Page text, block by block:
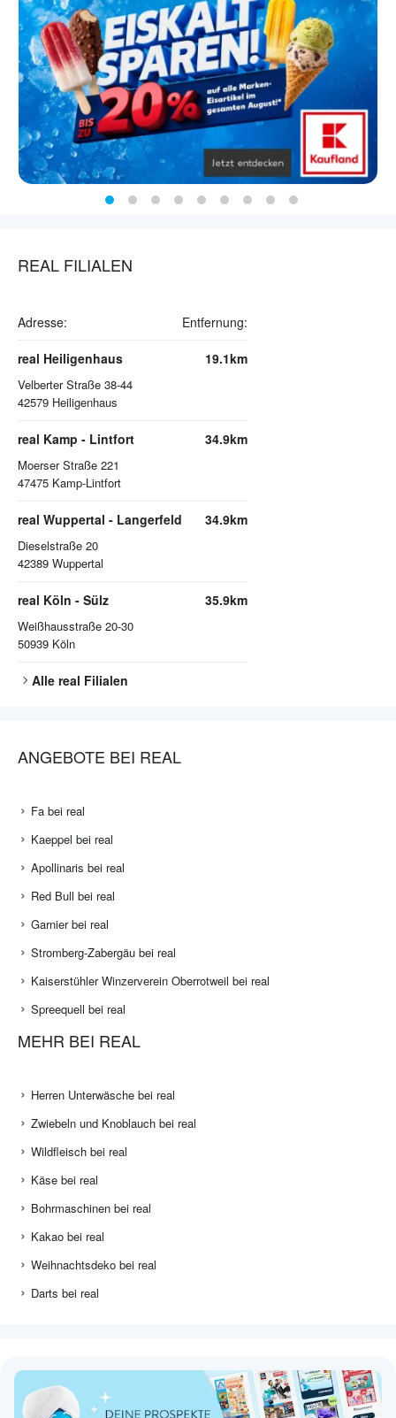
REAL FILIALEN
Adresse: Entfernung:
real Heiligenhaus
Velberter Straße 38-44
42579 Heiligenhaus
19.1km
real Kamp - Lintfort
Moerser Straße 221
47475 Kamp-Lintfort
34.9km
real Wuppertal - Langerfeld
Dieselstraße 20
42389 Wuppertal
34.9km
real Köln - Sülz
Weißhausstraße 20-30
50939 Köln
35.9km
Alle real Filialen
ANGEBOTE BEI REAL
Fa bei real
Kaeppel bei real
Apollinaris bei real
Red Bull bei real
Garnier bei real
Stromberg-Zabergäu bei real
Kaiserstühler Winzerverein Oberrotweil bei real
Spreequell bei real
MEHR BEI REAL
Herren Unterwäsche bei real
Zwiebeln und Knoblauch bei real
Wildfleisch bei real
Käse bei real
Bohrmaschinen bei real
Kakao bei real
Weihnachtsdeko bei real
Darts bei real